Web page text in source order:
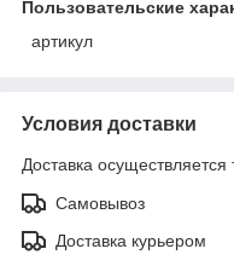
Пользовательские
артикул
Условия доставки
Доставка осуществляется
Самовывоз
Доставка курьером